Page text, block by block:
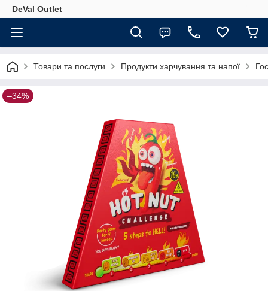
DeVal Outlet
Товари та послуги Продукти харчування та напої
–34%